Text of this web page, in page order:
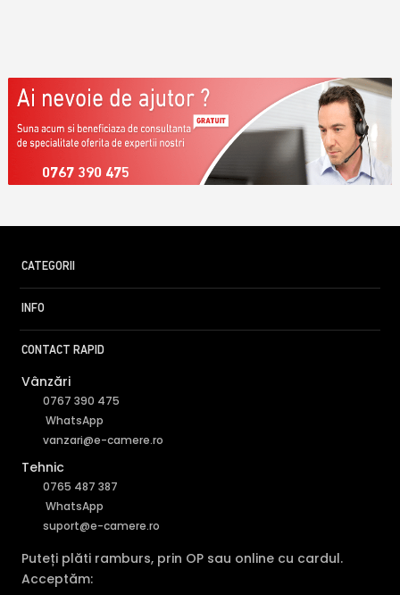
0767 390 475
CATEGORII
INFO
CONTACT RAPID
Vânzări
0767 390 475
WhatsApp
vanzari@e-camere.ro
Tehnic
0765 487 387
WhatsApp
suport@e-camere.ro
Puteți plăti ramburs, prin OP sau online cu cardul.
Acceptăm: